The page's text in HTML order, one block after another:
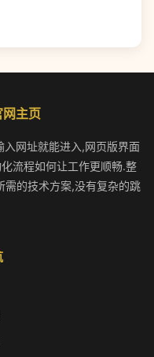
主页
网址就能进入,网页版界面
流程如何让工作更顺畅.整
需的技术方案,没有复杂的跳